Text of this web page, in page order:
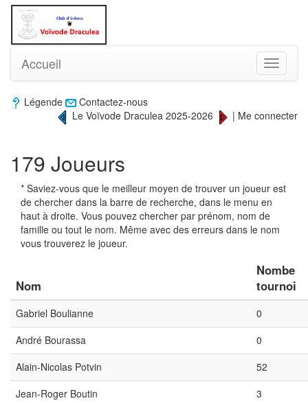
Toggle
Accueil
Légende
Contactez-nous
Le Voïvode Draculea 2025-2026
| Me connecter
179 Joueurs
* Saviez-vous que le meilleur moyen de trouver un joueur est
de chercher dans la barre de recherche, dans le menu en
haut à droite. Vous pouvez chercher par prénom, nom de
famille ou tout le nom. Même avec des erreurs dans le nom
vous trouverez le joueur.
Nom
Nombe
tournoi
Gabriel Boulianne
0
André Bourassa
0
Alain-Nicolas Potvin
52
Jean-Roger Boutin
3